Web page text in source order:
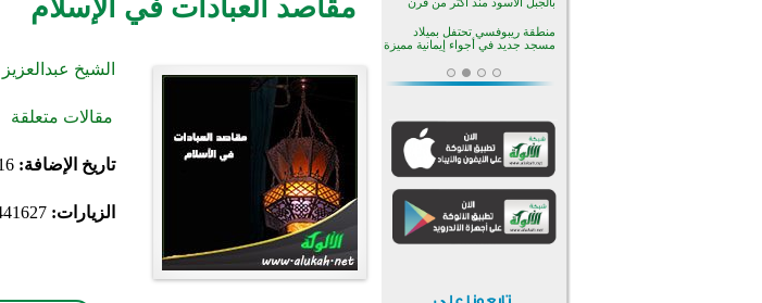
مقاصد العبادات في الإسلام
الشيخ
مقالات متعلقة
تاريخ الإضافة:3/3/
الزيارات:
منطقة ريبوفسي تحتفل بميلاد
مسجد جديد في أجواء إيمانية مميزة
أكبر مشروع إسلامي في ريف
أستراليا يفتتح أبوابه بعد سنوات من
الصيفية للمسلمين في بينزا
وساراتوف وموردوفيا هذا العام
اختتام الدورة التاسعة لمسابقة حفظ
وتلاوة القرآن الكريم في أزناكاييف
تيسليتش تختتم برنامجا تعليميا لتعزيز
القيم وبناء الشخصية للشباب
المسلمين
اختتام منافسات قرآنية متميزة في
مسابقة المعلومات الإسلامية